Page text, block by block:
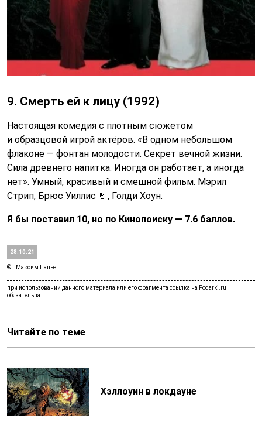
28.10.21
9. Смерть ей к лицу (1992)
Настоящая комедия с плотным сюжетом
и образцовой игрой актёров. «В одном небольшом
флаконе — фонтан молодости. Секрет вечной жизни.
Сила древнего напитка. Иногда он работает, а иногда
нет». Умный, красивый и смешной фильм. Мэрил
Стрип, Брюс Уиллис 🤘, Голди Хоун.
Я бы поставил 10, но по Кинопоиску — 7.6 баллов.
Максим Папье
Читайте по теме
Хэллоуин в локдауне